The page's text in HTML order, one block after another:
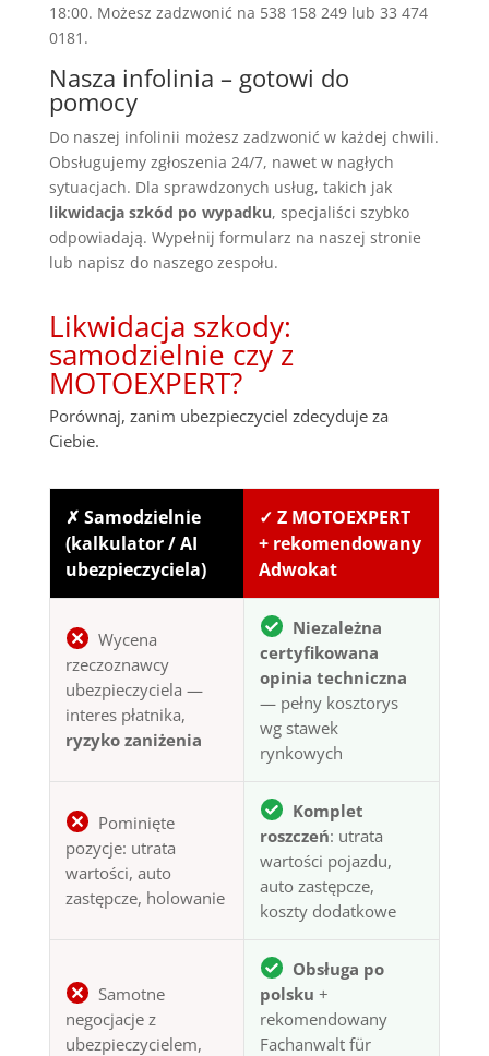
18:00. Możesz zadzwonić na 538 158 249 lub 33 474
0181.
Nasza infolinia – gotowi do
pomocy
Do naszej infolinii możesz zadzwonić w każdej chwili.
Obsługujemy zgłoszenia 24/7, nawet w nagłych
sytuacjach. Dla sprawdzonych usług, takich jak
likwidacja szkód po wypadku, specjaliści szybko
odpowiadają. Wypełnij formularz na naszej stronie
lub napisz do naszego zespołu.
Likwidacja szkody:
samodzielnie czy z
MOTOEXPERT?
Porównaj, zanim ubezpieczyciel zdecyduje za
Ciebie.
✗ Samodzielnie
(kalkulator / AI
ubezpieczyciela)
✓ Z MOTOEXPERT
+ rekomendowany
Adwokat
Wycena
rzeczoznawcy
ubezpieczyciela —
interes płatnika,
ryzyko zaniżenia
Niezależna
certyfikowana
opinia techniczna
— pełny kosztorys
wg stawek
rynkowych
Pominięte
pozycje: utrata
wartości, auto
zastępcze, holowanie
Komplet
roszczeń: utrata
wartości pojazdu,
auto zastępcze,
koszty dodatkowe
Samotne
negocjacje z
ubezpieczycielem,
Obsługa po
polsku +
rekomendowany
Fachanwalt für